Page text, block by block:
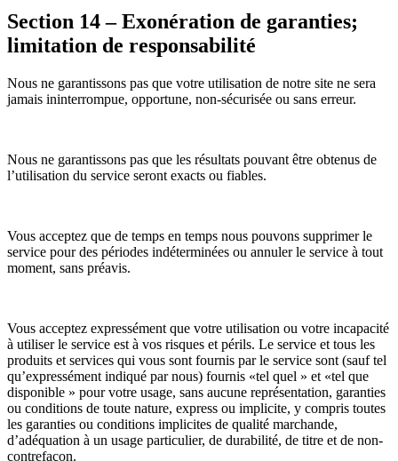
Section 14 – Exonération de garanties;
limitation de responsabilité
Nous ne garantissons pas que votre utilisation de notre site ne sera
jamais ininterrompue, opportune, non-sécurisée ou sans erreur.
Nous ne garantissons pas que les résultats pouvant être obtenus de
l’utilisation du service seront exacts ou fiables.
Vous acceptez que de temps en temps nous pouvons supprimer le
service pour des périodes indéterminées ou annuler le service à tout
moment, sans préavis.
Vous acceptez expressément que votre utilisation ou votre incapacité
à utiliser le service est à vos risques et périls. Le service et tous les
produits et services qui vous sont fournis par le service sont (sauf tel
qu’expressément indiqué par nous) fournis «tel quel » et «tel que
disponible » pour votre usage, sans aucune représentation, garanties
ou conditions de toute nature, express ou implicite, y compris toutes
les garanties ou conditions implicites de qualité marchande,
d’adéquation à un usage particulier, de durabilité, de titre et de non-
contrefaçon.